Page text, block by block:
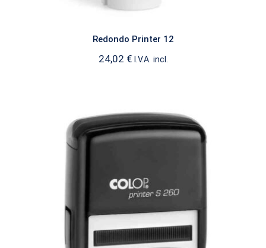
Redondo Printer 12
24,02 € I.V.A. incl.
Printer S260 Fechador
FECHADORES